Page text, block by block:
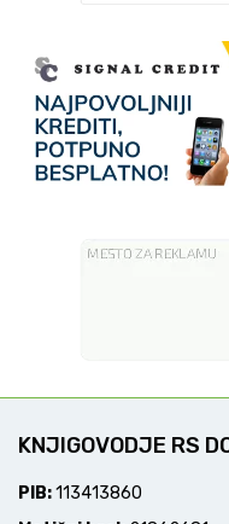
KNJIGOVODJE RS
PIB:113413860